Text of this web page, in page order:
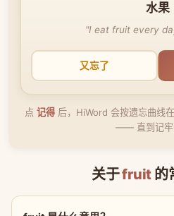
水果
"I eat fruit every
又忘了
点 记得后，HiWord 会按遗忘曲线在
—— 直到记牢
关于fruit 的